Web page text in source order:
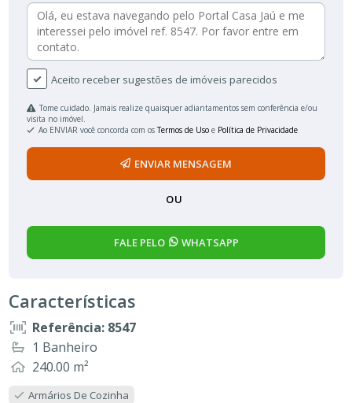
Aceito receber sugestões de imóveis parecidos
Tome cuidado. Jamais realize quaisquer adiantamentos sem conferência e/ou
visita no imóvel.
Ao ENVIAR você concorda com osTermos de Uso e Política de Privacidade
ENVIAR MENSAGEM
OU
FALE PELO WHATSAPP
Características
Referência: 8547
1 Banheiro
240.00 m²
Armários De Cozinha